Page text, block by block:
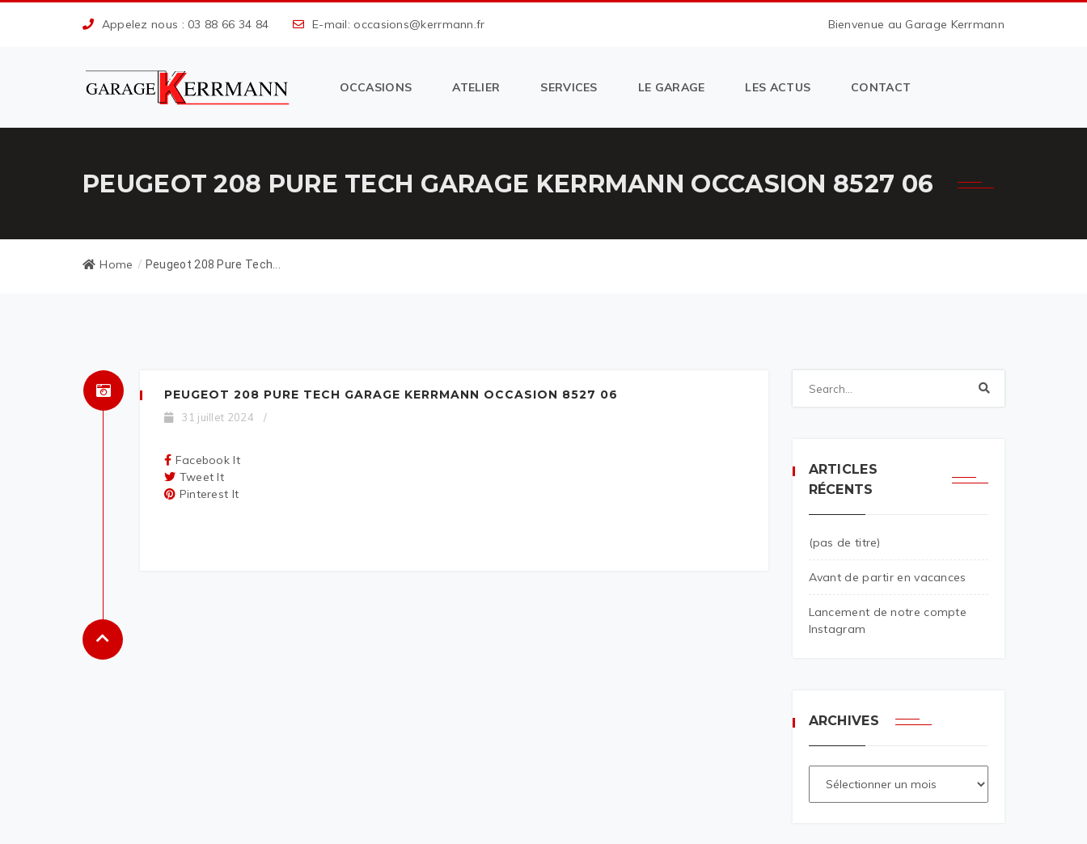
Appelez nous : 03 88 66 34 84 E-mail: occasions@kerrmann.fr Bienvenue au Garage Kerrmann
OCCASIONS ATELIER SERVICES LE GARAGE LES ACTUS CONTACT
PEUGEOT 208 PURE TECH GARAGE KERRMANN OCCASION 8527 06
Home / Peugeot 208 Pure Tech...
PEUGEOT 208 PURE TECH GARAGE KERRMANN OCCASION 8527 06
31 juillet 2024 /
Facebook It
Tweet It
Pinterest It
ARTICLES
RÉCENTS
(pas de titre)
Avant de partir en vacances
Lancement de notre compte
Instagram
ARCHIVES